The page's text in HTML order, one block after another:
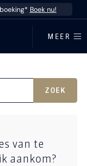
Boek nu!
MEER
ZOEK
van te
aankom?